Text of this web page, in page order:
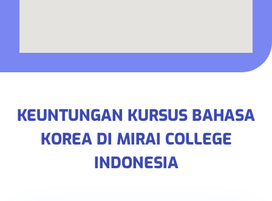
KEUNTUNGAN KURSUS BAHASA
KOREA DI MIRAI COLLEGE
INDONESIA